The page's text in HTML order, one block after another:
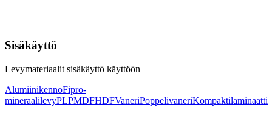
Sisäkäyttö
Levymateriaalit sisäkäyttö käyttöön
AlumiinikennoFipro-
mineraalilevyPLPMDFHDFVaneriPoppelivaneriKompaktilaminaatti